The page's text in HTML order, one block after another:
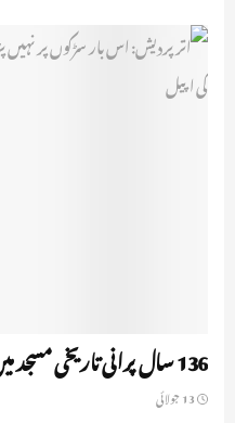
136 سال پرانی تاریخی مسجد میں داخلہ بند، نماز پر بھی پابندی!